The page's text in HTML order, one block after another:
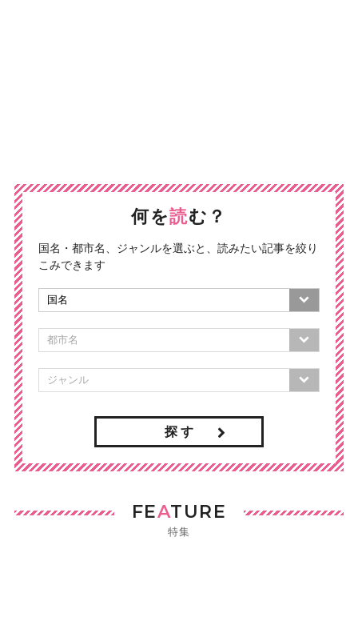
何を読む？
国名・都市名、ジャンルを選ぶと、読みたい記事を絞り
こみできます
探 す
FEATURE
特集